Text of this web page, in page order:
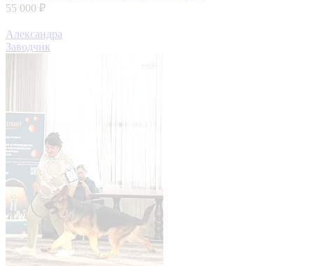
55 000 ₽
Александра
Заводчик